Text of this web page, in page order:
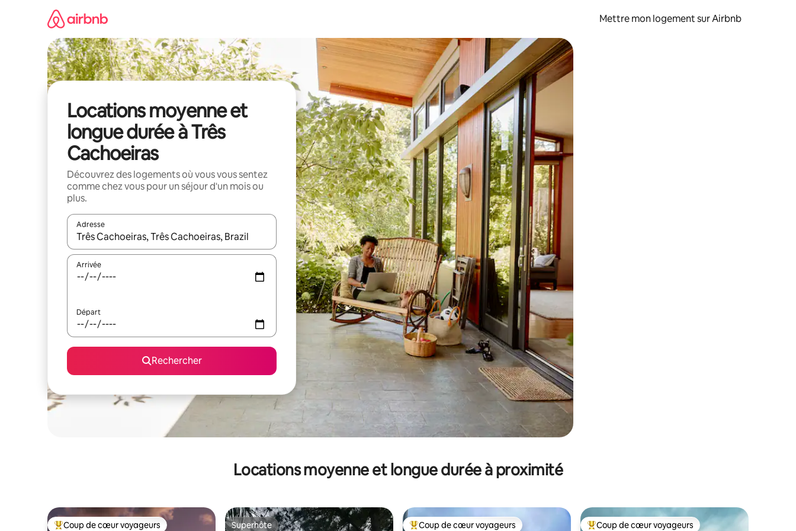
Mettre mon logement sur Airbnb
Locations moyenne et
longue durée à Três
Cachoeiras
Découvrez des logements où vous vous sentez
comme chez vous pour un séjour d'un mois ou
plus.
Adresse
Lorsque les résultats s'affichent, utilisez les flèches vers le haut et vers le bas pour les parcourir ou en appuyant et en faisant glisser.
Arrivée
Départ
Rechercher
Locations moyenne et longue durée à proximité
Coup de cœur voyageurs Superhôte Coup de cœur voyageurs Coup de cœur voyageurs